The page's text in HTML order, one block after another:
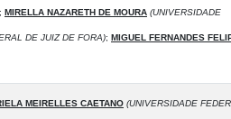
; MIRELLA NAZARETH DE MOURA (UNIVERSIDADE
DE JUIZ DE FORA); MIGUEL FERNANDES
MEIRELLES CAETANO (UNIVERSIDADE